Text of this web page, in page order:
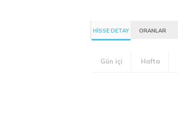
HİSSE DETAY ORANLAR
Gün içi Hafta